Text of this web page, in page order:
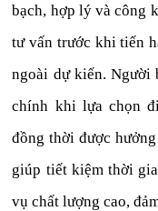
bạch, hợp lý và công
tư vấn trước khi tiến
ngoài dự kiến. Người
chính khi lựa chọn
đồng thời được
giúp tiết kiệm thời
vụ chất lượng cao,